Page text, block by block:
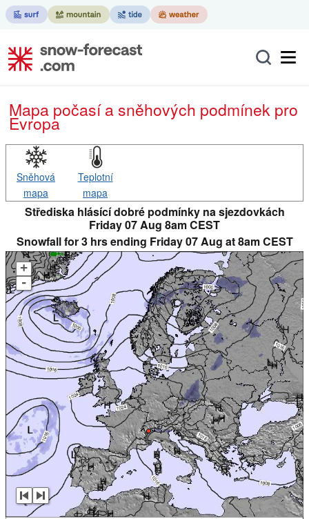
Mapa počasí a sněhových podmínek pro
Evropa
Sněhová
mapa
Teplotní
mapa
Střediska hlásící dobré podmínky na sjezdovkách
Friday 07 Aug 8am CEST
Snowfall for 3 hrs ending Friday 07 Aug at 8am CEST
+
-